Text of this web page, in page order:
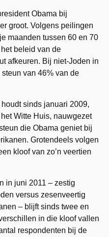
Obama bij
groot. Volgens peilingen
maanden tussen 60 en 70
beleid van de
afkeuren. Bij niet-Joden in
van 46% van de
sinds januari 2009,
Witte Huis, nauwgezet
die Obama geniet bij
Grotendeels volgen
kloof van zo’n veertien
in juni 2011 – zestig
versus zesenveertig
– blijft sinds twee en
in die kloof vallen
respondenten bij de